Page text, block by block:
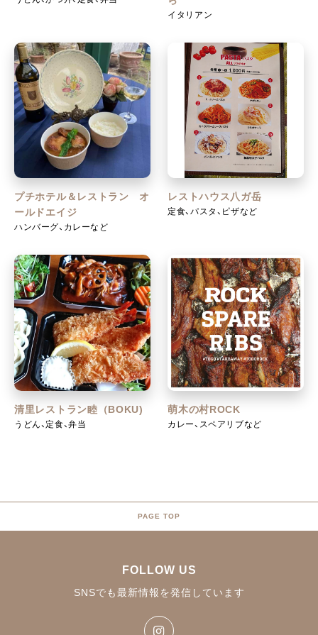
イタリアン
プチホテル＆レストラン オ
ールドエイジ
ハンバーグ、カレーなど
レストハウス八ガ岳
定食、パスタ、ピザなど
清里レストラン睦（BOKU)
うどん、定食、弁当
萌木の村ROCK
カレー、スペアリブなど
PAGE TOP
FOLLOW US
SNSでも最新情報を発信しています